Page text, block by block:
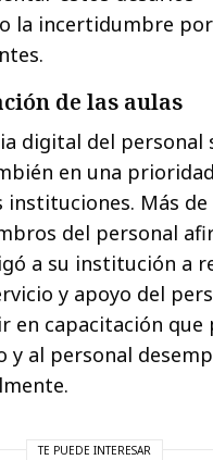
la incertidumbre
de las aulas
digital del personal
en una
instituciones. Más de
del personal
a su institución a
y apoyo del
en capacitación
y al personal
TE PUEDE INTERESAR